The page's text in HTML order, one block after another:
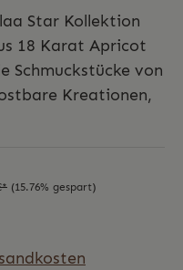
Star Kollektion
18 Karat Apricot
Schmuckstücke von
Kreationen,
(15.76% gespart)